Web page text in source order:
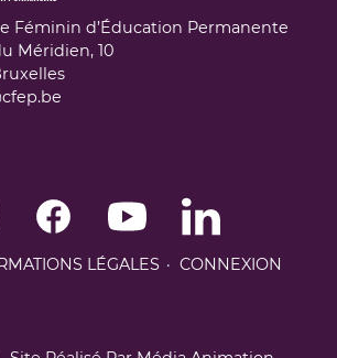
Féminin d’Éducation Permanente
Méridien, 10
LÉGALES CONNEXION